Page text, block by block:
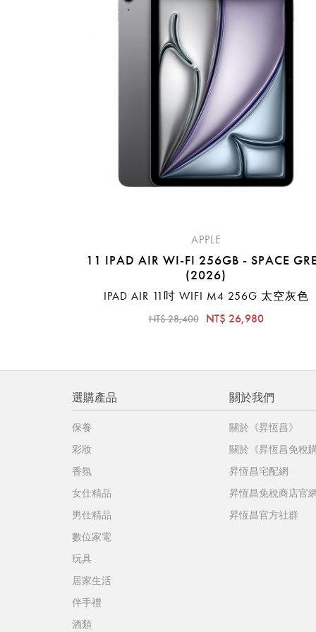
APPLE
11 IPAD AIR WI-FI 256GB - SPACE
(2026)
IPAD AIR 11吋 WIFI M4 256G 太空灰色
NT$ 28,400 NT$ 26,980
選購產品
保養
彩妝
香氛
女仕精品
男仕精品
數位家電
玩具
居家生活
伴手禮
酒類
關於我們
關於《昇恆昌》
關於《昇恆昌免稅
昇恆昌宅配網
昇恆昌免稅商店官
昇恆昌官方社群